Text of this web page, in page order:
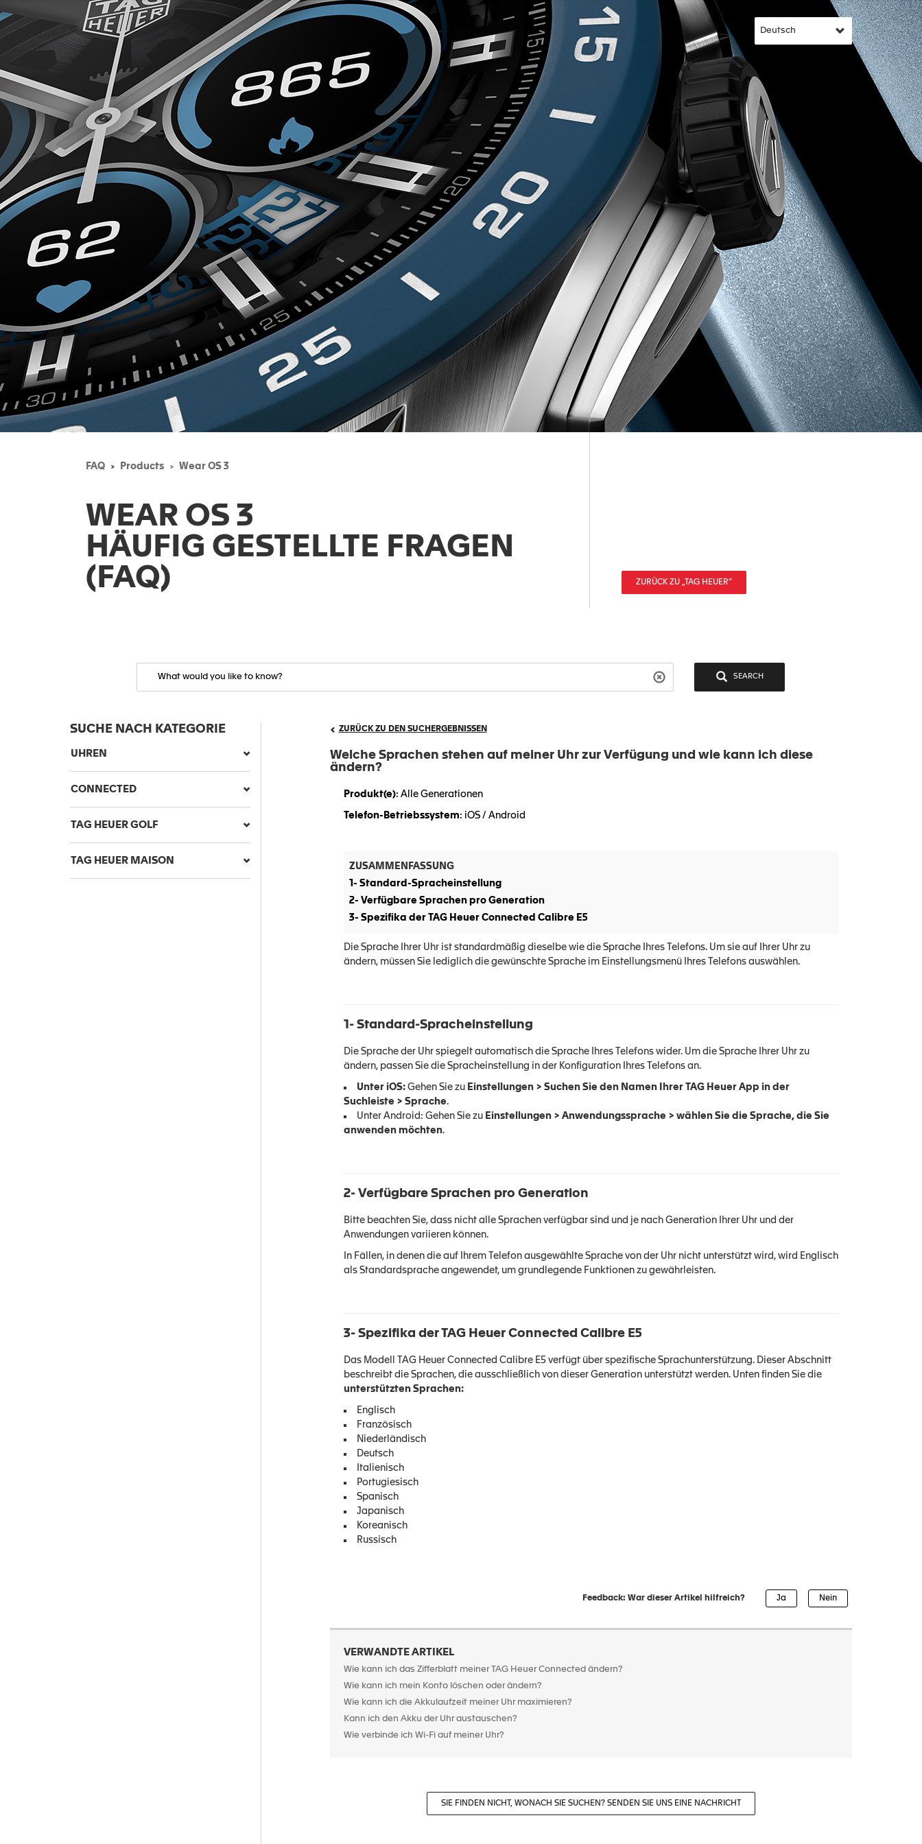
FAQ Products Wear OS 3
WEAR OS 3
HÄUFIG GESTELLTE FRAGEN
(FAQ)
ZURÜCK ZU „TAG HEUER“
SEARCH
SUCHE NACH KATEGORIE
UHREN
CONNECTED
TAG HEUER GOLF
TAG HEUER MAISON
ZURÜCK ZU DEN SUCHERGEBNISSEN
Welche Sprachen stehen auf meiner Uhr zur Verfügung und wie kann ich diese
ändern?
Produkt(e): Alle Generationen
Telefon-Betriebssystem: iOS / Android
ZUSAMMENFASSUNG
1- Standard-Spracheinstellung
2- Verfügbare Sprachen pro Generation
3- Spezifika der TAG Heuer Connected Calibre E5
Die Sprache Ihrer Uhr ist standardmäßig dieselbe wie die Sprache Ihres Telefons. Um sie auf Ihrer Uhr zu
ändern, müssen Sie lediglich die gewünschte Sprache im Einstellungsmenü Ihres Telefons auswählen.
1- Standard-Spracheinstellung
Die Sprache der Uhr spiegelt automatisch die Sprache Ihres Telefons wider. Um die Sprache Ihrer Uhr zu
ändern, passen Sie die Spracheinstellung in der Konfiguration Ihres Telefons an.
Unter iOS:Gehen Sie zu Einstellungen > Suchen Sie den Namen Ihrer TAG Heuer App in der
Suchleiste > Sprache.
Unter Android: Gehen Sie zu Einstellungen > Anwendungssprache > wählen Sie die Sprache, die Sie
anwenden möchten.
2- Verfügbare Sprachen pro Generation
Bitte beachten Sie, dass nicht alle Sprachen verfügbar sind und je nach Generation Ihrer Uhr und der
Anwendungen variieren können.
In Fällen, in denen die auf Ihrem Telefon ausgewählte Sprache von der Uhr nicht unterstützt wird, wird Englisch
als Standardsprache angewendet, um grundlegende Funktionen zu gewährleisten.
3- Spezifika der TAG Heuer Connected Calibre E5
Das Modell TAG Heuer Connected Calibre E5 verfügt über spezifische Sprachunterstützung. Dieser Abschnitt
beschreibt die Sprachen, die ausschließlich von dieser Generation unterstützt werden. Unten finden Sie die
unterstützten Sprachen:
Englisch
Französisch
Niederländisch
Deutsch
Italienisch
Portugiesisch
Spanisch
Japanisch
Koreanisch
Russisch
Feedback: War dieser Artikel hilfreich?
VERWANDTE ARTIKEL
Wie kann ich das Zifferblatt meiner TAG Heuer Connected ändern?
Wie kann ich mein Konto löschen oder ändern?
Wie kann ich die Akkulaufzeit meiner Uhr maximieren?
Kann ich den Akku der Uhr austauschen?
Wie verbinde ich Wi-Fi auf meiner Uhr?
SIE FINDEN NICHT, WONACH SIE SUCHEN? SENDEN SIE UNS EINE NACHRICHT